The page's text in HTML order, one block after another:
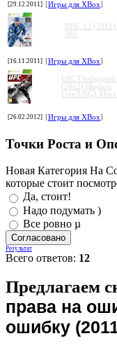
[29.12.2011] [Игры для XBox]
NHL 12 (2011)
360
[16.11.2011] [Игры для XBox]
UFC Undisputed
(2012) [Region
Free/ENG]
[26.02.2012] [Игры для XBox]
Точки Роста и
Новая Категория На
которые стоит
Да, стоит!
Надо подумать )
Все ровно µ
Результат
Всего ответов: 12